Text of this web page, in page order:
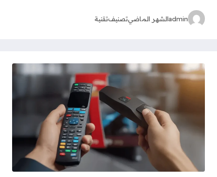
adminالشهر الماضيتصنيفتقنية